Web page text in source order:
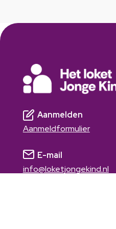
Aanmelden
Aanmeldformulier
E-mail
info@loketjongekind.nl